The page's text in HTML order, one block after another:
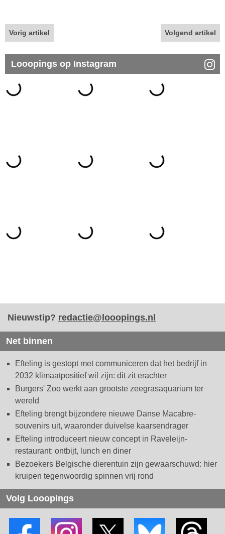
Vorig artikel Volgend artikel
Looopings op Instagram
Nieuwstip? redactie@looopings.nl
Net binnen
Efteling is gestopt met communiceren dat het bedrijf in
2032 klimaatpositief wil zijn: dit zit erachter
Burgers' Zoo werkt aan grootste zeegrasaquarium ter
wereld
Efteling brengt bijzondere nieuwe Danse Macabre-
souvenirs uit, waaronder duivelse kaarsendrager
Efteling introduceert nieuw concept in Raveleijn-
restaurant: ontbijt, lunch en diner
Bezoekers Belgische dierentuin zijn gewaarschuwd: hier
kruipen tegenwoordig spinnen vrij rond
Volg Looopings